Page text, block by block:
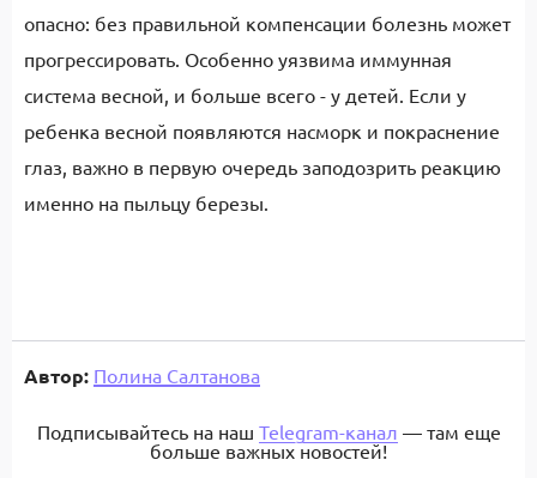
опасно: без правильной компенсации болезнь может
прогрессировать. Особенно уязвима иммунная
система весной, и больше всего - у детей. Если у
ребенка весной появляются насморк и покраснение
глаз, важно в первую очередь заподозрить реакцию
именно на пыльцу березы.
Автор: Полина Салтанова
Подписывайтесь на наш Telegram-канал — там еще
больше важных новостей!